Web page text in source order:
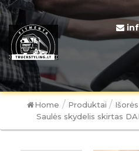
Home / Produktai /
Saulės skydelis skirtas